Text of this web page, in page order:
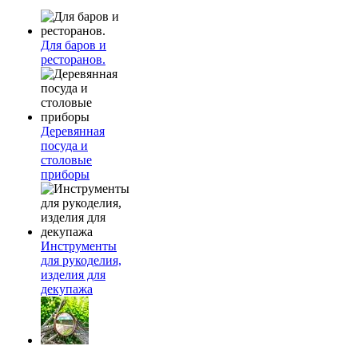
Для баров и
ресторанов.
Деревянная
посуда и
столовые
приборы
Инструменты
для рукоделия,
изделия для
декупажа